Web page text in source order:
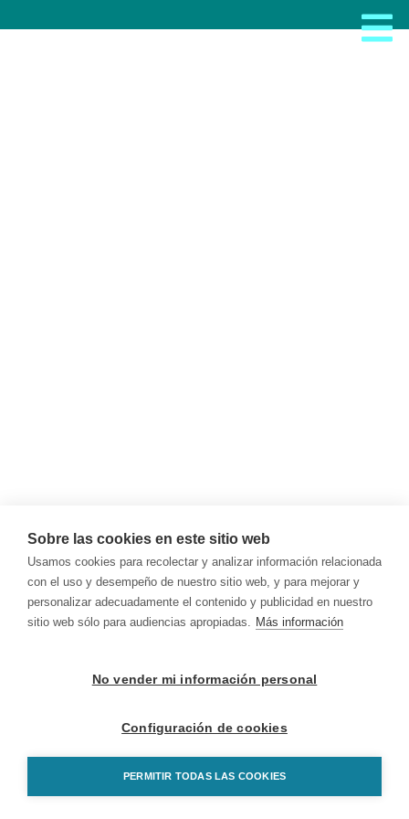
Sobre las cookies en este sitio web
Usamos cookies para recolectar y analizar información relacionada
con el uso y desempeño de nuestro sitio web, y para mejorar y
personalizar adecuadamente el contenido y publicidad en nuestro
sitio web sólo para audiencias apropiadas. Más información
No vender mi información personal
Configuración de cookies
PERMITIR TODAS LAS COOKIES